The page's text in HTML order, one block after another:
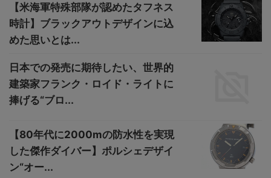
【米海軍特殊部隊が認めたタフネス
時計】ブラックアウトデザインに込
めた思いとは...
日本での発売に期待したい、世界的
建築家フランク・ロイド・ライトに
捧げる“ブロ...
【80年代に2000mの防水性を実現
した傑作ダイバー】ポルシェデザイ
ン“オー...